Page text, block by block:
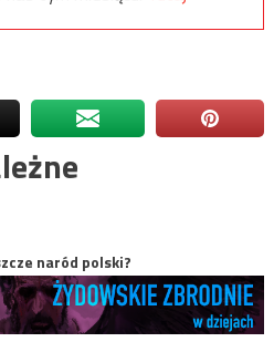
naród polski?